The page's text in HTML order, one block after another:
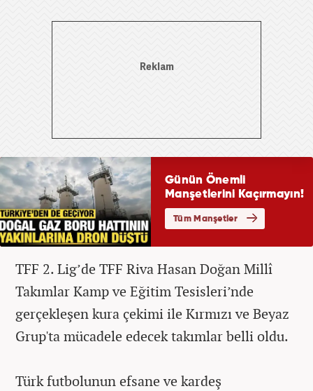
TFF 2. Lig’de TFF Riva Hasan Doğan Millî
Takımlar Kamp ve Eğitim Tesisleri’nde
gerçekleşen kura çekimi ile Kırmızı ve Beyaz
Grup'ta mücadele edecek takımlar belli oldu.
Türk futbolunun efsane ve kardeş